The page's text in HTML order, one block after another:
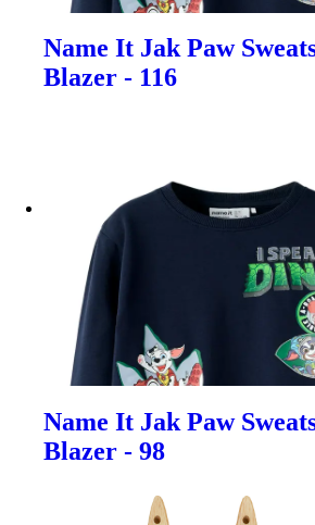
Name It Jak Paw
Blazer - 116
Name It Jak Paw
Blazer - 98